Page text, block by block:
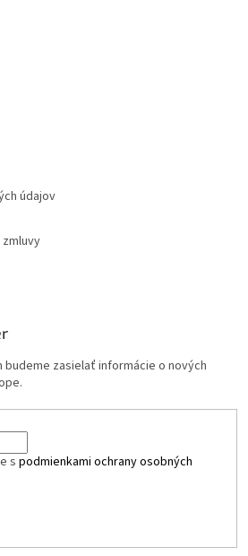
údajov
budeme zasielať informácie o nových
s podmienkami ochrany osobných